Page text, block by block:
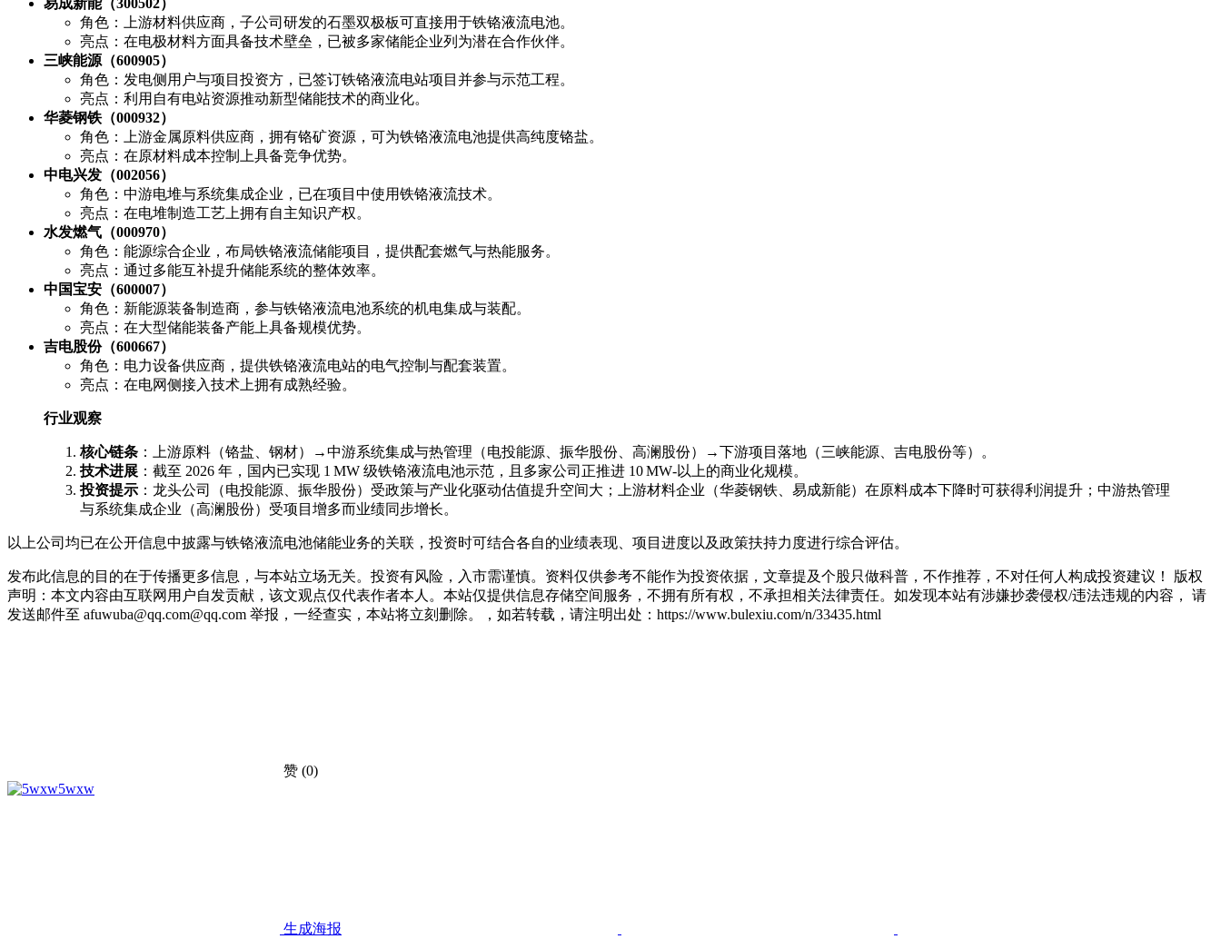
角色：上游材料供应商，子公司研发的石墨双极板可直接用于铁铬液流电池。
亮点：在电极材料方面具备技术壁垒，已被多家储能企业列为潜在合作伙伴。
三峡能源（600905）
角色：发电侧用户与项目投资方，已签订铁铬液流电站项目并参与示范工程。
亮点：利用自有电站资源推动新型储能技术的商业化。
华菱钢铁（000932）
角色：上游金属原料供应商，拥有铬矿资源，可为铁铬液流电池提供高纯度铬盐。
亮点：在原材料成本控制上具备竞争优势。
中电兴发（002056）
角色：中游电堆与系统集成企业，已在项目中使用铁铬液流技术。
亮点：在电堆制造工艺上拥有自主知识产权。
水发燃气（000970）
角色：能源综合企业，布局铁铬液流储能项目，提供配套燃气与热能服务。
亮点：通过多能互补提升储能系统的整体效率。
中国宝安（600007）
角色：新能源装备制造商，参与铁铬液流电池系统的机电集成与装配。
亮点：在大型储能装备产能上具备规模优势。
吉电股份（600667）
角色：电力设备供应商，提供铁铬液流电站的电气控制与配套装置。
亮点：在电网侧接入技术上拥有成熟经验。
行业观察
核心链条 ：上游原料（铬盐、钢材）→中游系统集成与热管理（电投能源、振华股份、高澜股份）→下游项目落地（三峡能源、吉电股份等）。
技术进展 ：截至 2026 年，国内已实现 1 MW 级铁铬液流电池示范，且多家公司正推进 10 MW‑以上的商业化规模。
投资提示 ：龙头公司（电投能源、振华股份）受政策与产业化驱动估值提升空间大；上游材料企业（华菱钢铁、易成新能）在原料成本下降时可获得利润提升；中游热管理
与系统集成企业（高澜股份）受项目增多而业绩同步增长。
以上公司均已在公开信息中披露与铁铬液流电池储能业务的关联，投资时可结合各自的业绩表现、项目进度以及政策扶持力度进行综合评估。
发布此信息的目的在于传播更多信息，与本站立场无关。投资有风险，入市需谨慎。资料仅供参考不能作为投资依据，文章提及个股只做科普，不作推荐，不对任何人构成投资建议！ 版权
声明：本文内容由互联网用户自发贡献，该文观点仅代表作者本人。本站仅提供信息存储空间服务，不拥有所有权，不承担相关法律责任。如发现本站有涉嫌抄袭侵权/违法违规的内容， 请
发送邮件至 afuwuba@qq.com@qq.com 举报，一经查实，本站将立刻删除。，如若转载，请注明出处：https://www.bulexiu.com/n/33435.html
赞 (0)
5wxw
生成海报